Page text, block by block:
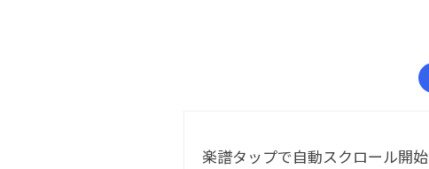
楽譜タップで自動スクロール開始